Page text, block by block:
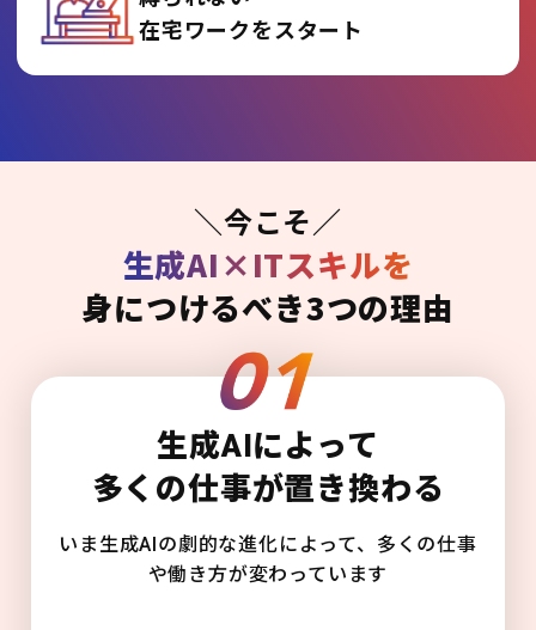
在宅ワークをスタート
＼今こそ／
生成AI×ITスキルを
身につけるべき3つの理由
生成AIによって
多くの仕事が置き換わる
いま生成AIの劇的な進化によって、多くの仕事
や働き方が変わっています